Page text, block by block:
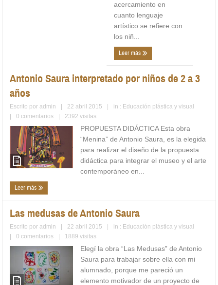
acercamiento en
cuanto lenguaje
artístico se refiere con
los niñ...
Leer más
Antonio Saura interpretado por niños de 2 a 3
años
Escrito poradmin 22 abril 2015 in : Educación plástica y visual
0 comentarios 2392 visitas
PROPUESTA DIDÁCTICA Esta obra
“Menina” de Antonio Saura, es la elegida
para realizar el diseño de la propuesta
didáctica para integrar el museo y el arte
contemporáneo en...
Leer más
Las medusas de Antonio Saura
Escrito poradmin 22 abril 2015 in : Educación plástica y visual
0 comentarios 1889 visitas
Elegí la obra “Las Medusas” de Antonio
Saura para trabajar sobre ella con mi
alumnado, porque me pareció un
elemento motivador de un proyecto de